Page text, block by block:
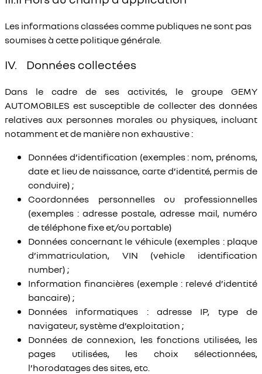
Les informations classées comme publiques ne sont pas
soumises à cette politique générale.
IV. Données collectées
Dans le cadre de ses activités, le groupe GEMY
AUTOMOBILES est susceptible de collecter des données
relatives aux personnes morales ou physiques, incluant
notamment et de manière non exhaustive :
Données d’identification (exemples : nom, prénoms,
date et lieu de naissance, carte d’identité, permis de
conduire) ;
Coordonnées personnelles ou professionnelles
(exemples : adresse postale, adresse mail, numéro
de téléphone fixe et/ou portable)
Données concernant le véhicule (exemples : plaque
d’immatriculation, VIN (vehicle identification
number) ;
Information financières (exemple : relevé d’identité
bancaire) ;
Données informatiques : adresse IP, type de
navigateur, système d’exploitation ;
Données de connexion, les fonctions utilisées, les
pages utilisées, les choix sélectionnées,
l’horodatages des sites, etc.